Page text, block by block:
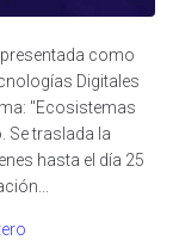
como
Digitales
"Ecosistemas
Se traslada la
hasta el día 25